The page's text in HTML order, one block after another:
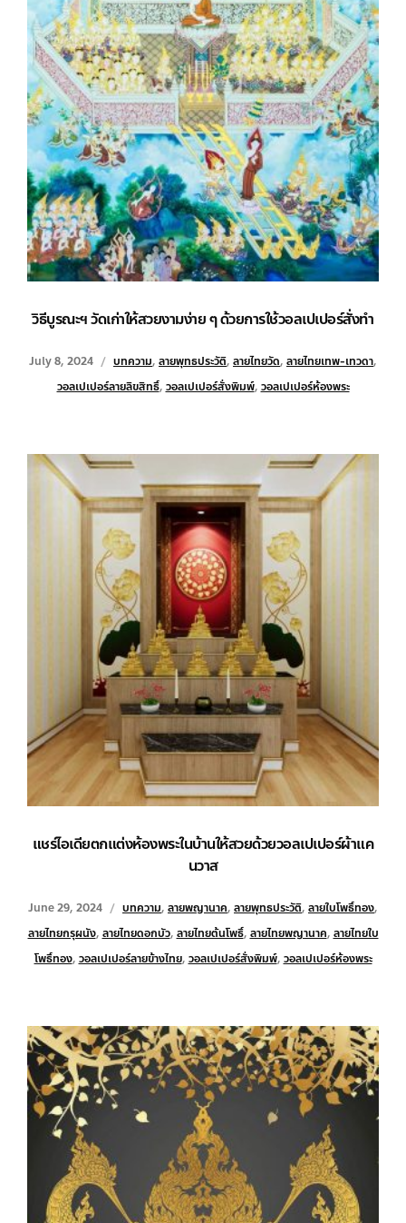
วิธีบูรณะฯ วัดเก่าให้สวยงามง่าย ๆ ด้วยการใช้วอลเปเปอร์สั่งทำ
July 8, 2024 บทความ, ลายพุทธประวัติ, ลายไทยวัด, ลายไทยเทพ-เทวดา,
วอลเปเปอร์ลายลิขสิทธิ์, วอลเปเปอร์สั่งพิมพ์, วอลเปเปอร์ห้องพระ
แชร์ไอเดียตกแต่งห้องพระในบ้านให้สวยด้วยวอลเปเปอร์ผ้าแค
นวาส
June 29, 2024 บทความ, ลายพญานาค, ลายพุทธประวัติ, ลายใบโพธิ์ทอง,
ลายไทยกรุผนัง, ลายไทยดอกบัว, ลายไทยต้นโพธิ์, ลายไทยพญานาค, ลายไทยใบ
โพธิ์ทอง, วอลเปเปอร์ลายข้างไทย, วอลเปเปอร์สั่งพิมพ์, วอลเปเปอร์ห้องพระ